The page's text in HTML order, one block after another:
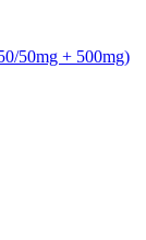
50mg + 500mg)